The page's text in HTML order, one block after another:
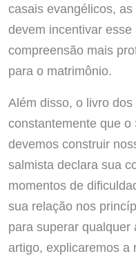
casais evangélicos,
devem incentivar
compreensão mais
para o matrimônio.
Além disso, o livro
constantemente que
devemos construir
salmista declara sua
momentos de
sua relação nos
para superar
artigo, explicaremos a